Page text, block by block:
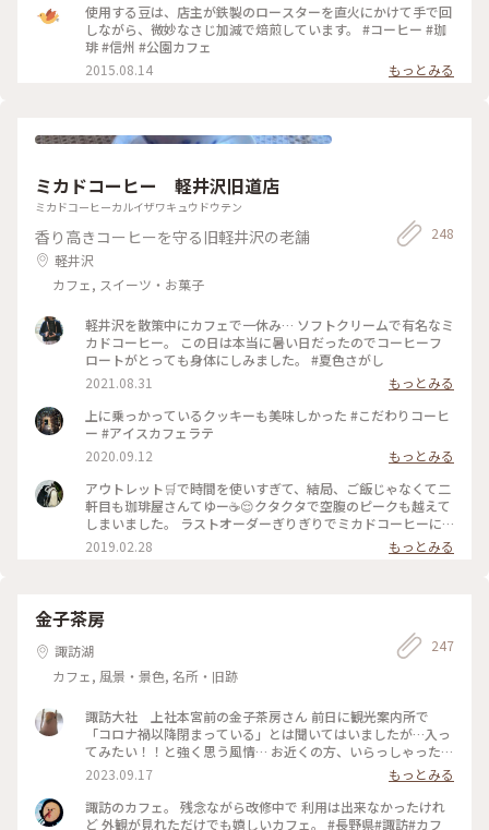
使用する豆は、店主が鉄製のロースターを直火にかけて手で回
しながら、微妙なさじ加減で焙煎しています。 #コーヒー #珈
琲 #信州 #公園カフェ
2015.08.14
もっとみる
ミカドコーヒー 軽井沢旧道店
ミカドコーヒーカルイザワキュウドウテン
香り高きコーヒーを守る旧軽井沢の老舗
軽井沢
カフェ, スイーツ・お菓子
248
軽井沢を散策中にカフェで一休み… ソフトクリームで有名なミ
カドコーヒー。 この日は本当に暑い日だったのでコーヒーフ
ロートがとっても身体にしみました。 #夏色さがし
2021.08.31
もっとみる
上に乗っかっているクッキーも美味しかった #こだわりコーヒ
ー #アイスカフェラテ
2020.09.12
もっとみる
アウトレット🛒で時間を使いすぎて、結局、ご飯じゃなくて二
軒目も珈琲屋さんてゆー☕️😌クタクタで空腹のピークも越えて
しまいました。 ラストオーダーぎりぎりでミカドコーヒーに
すべり込み。 ｢ここは常連さんの席なので、普段は中々ご案内
出来ないんですよ～☺️｣って。これから暖かくなってくるとほ
ちゃんで撮られてました😅｣って💦 恐るべしJK💦 #軽井沢 #ミ
カドコーヒー #素敵な二人
2019.02.28 もっとみる
金子茶房
諏訪湖
カフェ, 風景・景色, 名所・旧跡
247
諏訪大社 上社本宮前の金子茶房さん 前日に観光案内所で
「コロナ禍以降閉まっている」とは聞いてはいましたが…入っ
てみたい！！と強く思う風情… お近くの方、いらっしゃった
ら、再開の時、お知らそいただけたら嬉しいです♥️ #諏訪 #諏
訪大社 #諏訪湖
2023.09.17
もっとみる
諏訪のカフェ。 残念ながら改修中で 利用は出来なかったけれ
ど 外観が見れただけでも嬉しいカフェ。 #長野県#諏訪#カフ